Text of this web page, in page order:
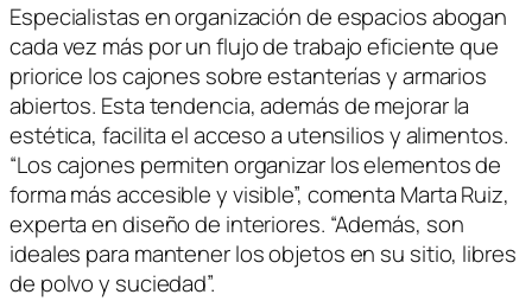
Especialistas en organización de espacios abogan
cada vez más por un flujo de trabajo eficiente que
priorice los cajones sobre estanterías y armarios
abiertos. Esta tendencia, además de mejorar la
estética, facilita el acceso a utensilios y alimentos.
“Los cajones permiten organizar los elementos de
forma más accesible y visible”, comenta Marta Ruiz,
experta en diseño de interiores. “Además, son
ideales para mantener los objetos en su sitio, libres
de polvo y suciedad”.